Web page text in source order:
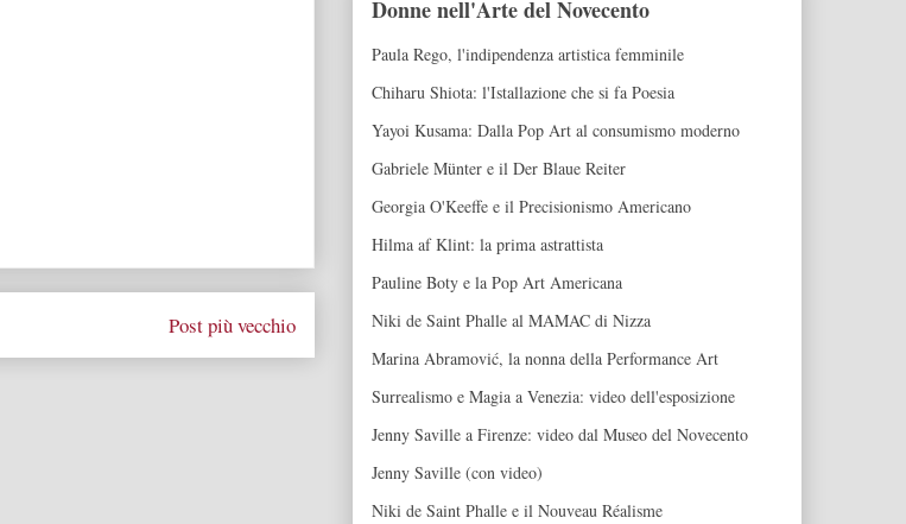
Post più vecchio
Donne nell'Arte del Novecento
Paula Rego, l'indipendenza artistica femminile
Chiharu Shiota: l'Istallazione che si fa Poesia
Yayoi Kusama: Dalla Pop Art al consumismo moderno
Gabriele Münter e il Der Blaue Reiter
Georgia O'Keeffe e il Precisionismo Americano
Hilma af Klint: la prima astrattista
Pauline Boty e la Pop Art Americana
Niki de Saint Phalle al MAMAC di Nizza
Marina Abramović, la nonna della Performance Art
Surrealismo e Magia a Venezia: video dell'esposizione
Jenny Saville a Firenze: video dal Museo del Novecento
Jenny Saville (con video)
Niki de Saint Phalle e il Nouveau Réalisme